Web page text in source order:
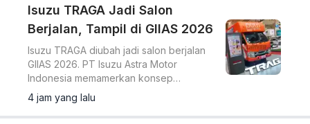
Isuzu TRAGA Jadi Salon
Berjalan, Tampil di GIIAS 2026
Isuzu TRAGA diubah jadi salon berjalan
GIIAS 2026. PT Isuzu Astra Motor
Indonesia memamerkan konsep
modifikasi pikap ringan menjadi ruang
usaha bergerak di ajang GIIAS 2026.
4 jam yang lalu